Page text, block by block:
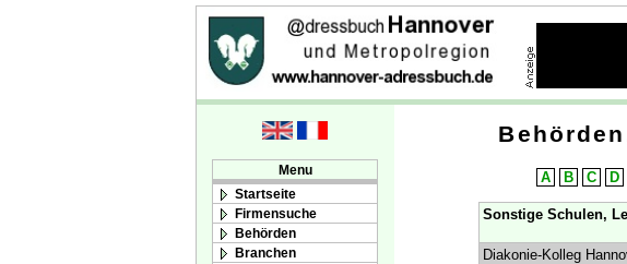
Menu
Startseite
Firmensuche
Behörden
Branchen
A B C D
Sonstige Schulen,
Diakonie-Kolleg